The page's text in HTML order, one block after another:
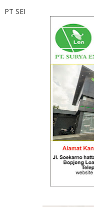
PT SEI